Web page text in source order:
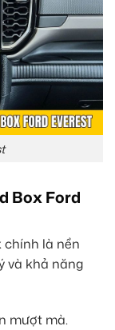
Box Ford
chính là nền
và khả năng
mượt mà.